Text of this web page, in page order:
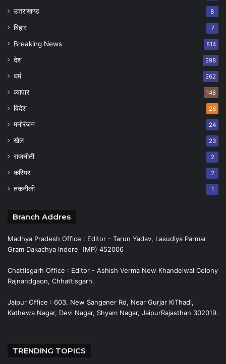
उत्तराखण्ड 8
बिहार 7
Breaking News 814
देश 298
धर्म 262
व्यापार 148
विदेश 28
मनोरंजन 24
खेल 23
राजनीती 2
करियर 2
तकनीकी 1
Branch Addres
Madhya Pradesh Office : Editor - Tarun Yadav, Lasudiya Parmar
Gram Dakachya Indore (MP) 452006
Chattisgarh Office : Editor - Ashish Verma New Khandelwal Colony
Rajnandgaon, Chhattisgarh.
Jaipur Office : 603, New Sanganer Rd, Near Gurjar KiThadi,
Kathewa Nagar, Devi Nagar, Shyam Nagar, JaipurRajasthan 302019.
TRENDING TOPICS